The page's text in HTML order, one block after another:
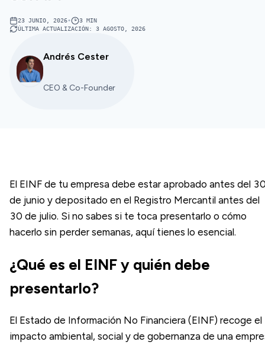
23 JUNIO, 2026• 3 MIN
ÚLTIMA ACTUALIZACIÓN: 3 AGOSTO, 2026
Andrés Cester
CEO & Co-Founder
El EINF de tu empresa debe estar aprobado antes del
de junio y depositado en el Registro Mercantil antes del
30 de julio. Si no sabes si te toca presentarlo o cómo
hacerlo sin perder semanas, aquí tienes lo esencial.
¿Qué es el EINF y quién debe
presentarlo?
El Estado de Información No Financiera (EINF) recoge el
impacto ambiental, social y de gobernanza de una